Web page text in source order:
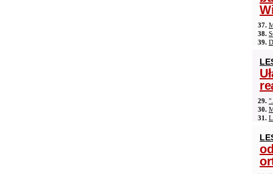
37.
38.
39.
29.
30.
31.